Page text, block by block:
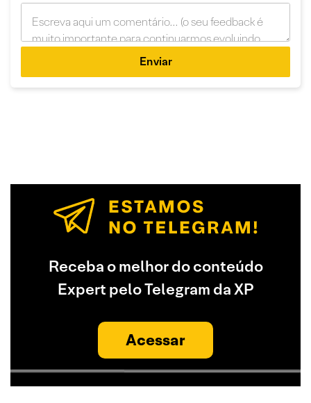
Enviar
Receba o melhor do conteúdo
Expert pelo Telegram da XP
Acessar